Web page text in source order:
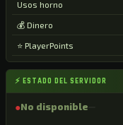
⚡ ESTADO DEL SERVIDOR
●No disponible
Usos horno
💰 Dinero
⭐ PlayerPoints